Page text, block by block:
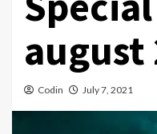
august
Codin July 7, 2021